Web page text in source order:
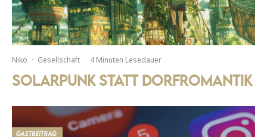
Niko · Gesellschaft · 4 Minuten Lesedauer
Solarpunk statt Dorfromantik